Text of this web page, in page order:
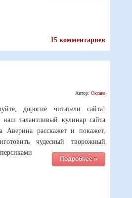
15 комментариев
Автор: Оксана
дорогие читатели сайта!
наш талантливый кулинар сайта
Аверина расскажет и покажет,
чудесный творожный
Подробнее »